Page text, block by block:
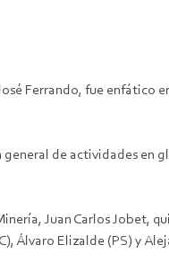
Ferrando, fue enfático
de actividades en
Juan Carlos Jobet,
Álvaro Elizalde (PS) y